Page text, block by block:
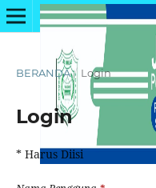
BERANDA / Login
Login
* Harus Diisi